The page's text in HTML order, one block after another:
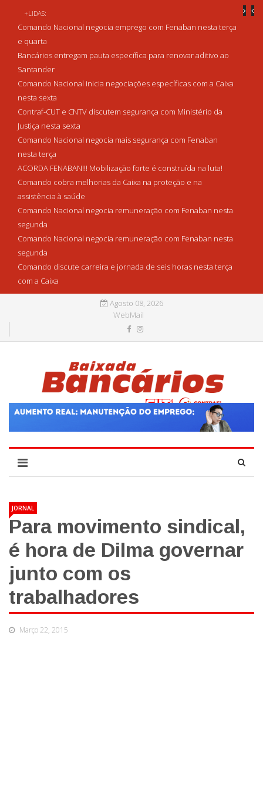
+LIDAS:
Comando Nacional negocia emprego com Fenaban nesta terça
e quarta
Bancários entregam pauta específica para renovar aditivo ao
Santander
Comando Nacional inicia negociações específicas com a Caixa
nesta sexta
Contraf-CUT e CNTV discutem segurança com Ministério da
Justiça nesta sexta
Comando Nacional negocia mais segurança com Fenaban
nesta terça
ACORDA FENABAN!!! Mobilização forte é construída na luta!
Comando cobra melhorias da Caixa na proteção e na
assistência à saúde
Comando Nacional negocia remuneração com Fenaban nesta
segunda
Comando Nacional negocia remuneração com Fenaban nesta
segunda
Comando discute carreira e jornada de seis horas nesta terça
com a Caixa
Agosto 08, 2026
WebMail
JORNAL
Para movimento sindical,
é hora de Dilma governar
junto com os
trabalhadores
Março 22, 2015